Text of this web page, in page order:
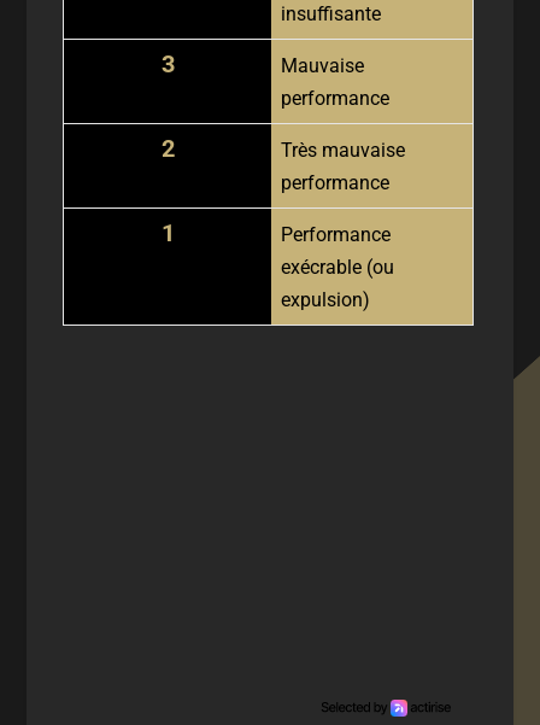
insuffisante
3
Mauvaise
performance
2
Très mauvaise
performance
1
Performance
exécrable (ou
expulsion)